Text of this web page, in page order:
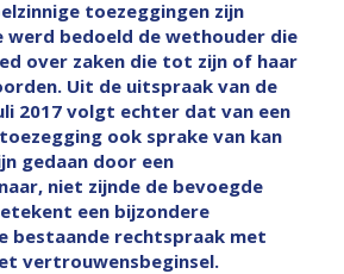
toezeggingen zijn
werd bedoeld de wethouder die
over zaken die tot zijn of haar
Uit de uitspraak van de
2017 volgt echter dat van een
ook sprake van kan
gedaan door een
niet zijnde de bevoegde
een bijzondere
bestaande rechtspraak met
vertrouwensbeginsel.